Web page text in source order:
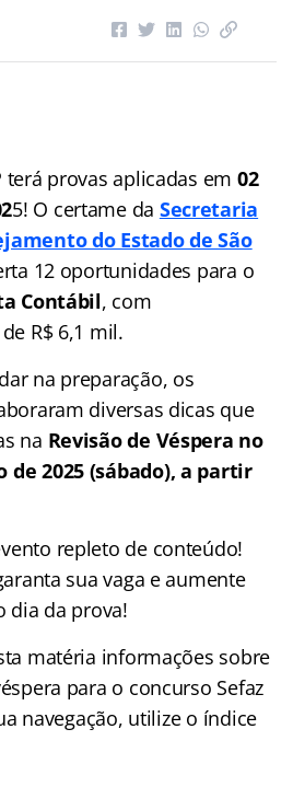
terá provas aplicadas em 02
5! O certame da Secretaria
do Estado de São
12 oportunidades para o
Contábil, com
R$ 6,1 mil.
na preparação, os
diversas dicas que
na Revisão de Véspera no
de 2025 (sábado), a partir
repleto de conteúdo!
sua vaga e aumente
dia da prova!
matéria informações sobre
para o concurso Sefaz
navegação, utilize o índice